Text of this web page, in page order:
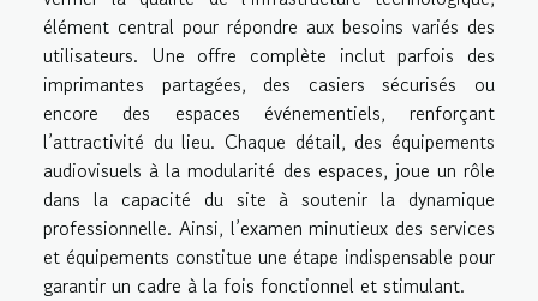
élément central pour répondre aux besoins variés des
utilisateurs. Une offre complète inclut parfois des
imprimantes partagées, des casiers sécurisés ou
encore des espaces événementiels, renforçant
l’attractivité du lieu. Chaque détail, des équipements
audiovisuels à la modularité des espaces, joue un rôle
dans la capacité du site à soutenir la dynamique
professionnelle. Ainsi, l’examen minutieux des services
et équipements constitue une étape indispensable pour
garantir un cadre à la fois fonctionnel et stimulant.